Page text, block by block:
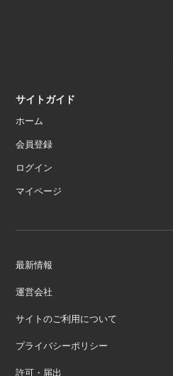
サイトガイド
ホーム
会員登録
ログイン
マイページ
最新情報
運営会社
サイトのご利用について
プライバシーポリシー
許可・届出